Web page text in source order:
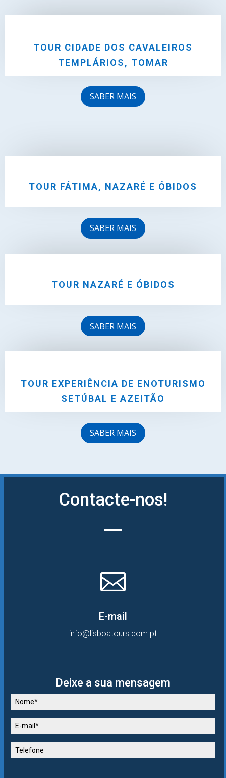
TOUR CIDADE DOS CAVALEIROS
TEMPLÁRIOS, TOMAR
SABER MAIS
TOUR FÁTIMA, NAZARÉ E ÓBIDOS
SABER MAIS
TOUR NAZARÉ E ÓBIDOS
SABER MAIS
TOUR EXPERIÊNCIA DE ENOTURISMO
SETÚBAL E AZEITÃO
SABER MAIS
Contacte-nos!

E-mail
info@lisboatours.com.pt
Deixe a sua mensagem